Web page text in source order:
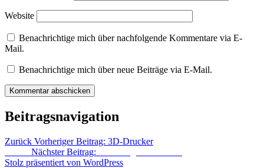
Website
Benachrichtige mich über nachfolgende Kommentare via E-
Mail.
Benachrichtige mich über neue Beiträge via E-Mail.
Beitragsnavigation
Zurück Vorheriger Beitrag: 3D-Drucker
Nächster Beitrag:
Stolz präsentiert von WordPress